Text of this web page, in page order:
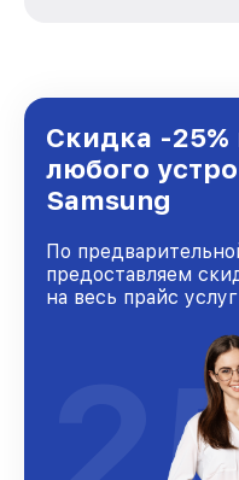
городе
уровень доверия и
клиентов.
Скидка -25%
любого
Samsung
По
предоставляем
на весь прайс